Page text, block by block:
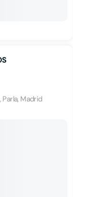
Parla, Madrid